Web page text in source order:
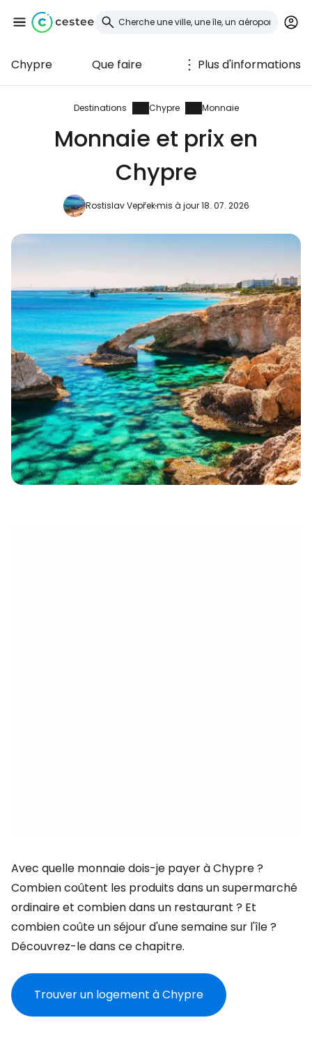
Chypre Que faire Plus d'informations
Destinations Chypre Monnaie
Monnaie et prix en
Chypre
Rostislav Vepřekmis à jour 18. 07. 2026
Avec quelle monnaie dois-je payer à Chypre ?
Combien coûtent les produits dans un supermarché
ordinaire et combien dans un restaurant ? Et
combien coûte un séjour d'une semaine sur l'île ?
Découvrez-le dans ce chapitre.
Trouver un logement à Chypre
Se connecter à
Cestee
... la communauté mondiale des voyageurs
Continuer avec Google
Continuer avec Facebook
Poursuivre avec le courrier
électronique